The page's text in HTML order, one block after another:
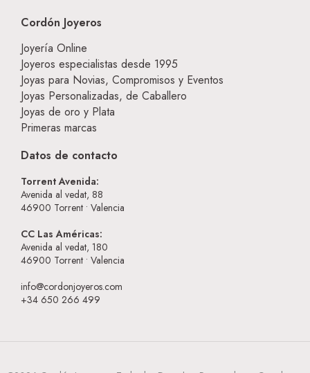
Cordón Joyeros
Joyería Online
Joyeros especialistas desde 1995
Joyas para Novias, Compromisos y Eventos
Joyas Personalizadas, de Caballero
Joyas de oro y Plata
Primeras marcas
Datos de contacto
Torrent Avenida:
Avenida al vedat, 88
46900 Torrent • Valencia
CC Las Américas:
Avenida al vedat, 180
46900 Torrent • Valencia
info@cordonjoyeros.com
+34 650 266 499